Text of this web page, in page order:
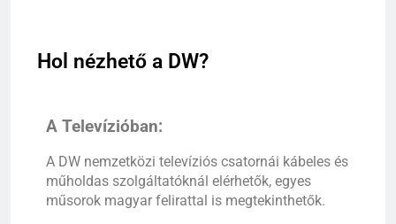
Hol nézhető a DW?
A Televízióban:
A DW nemzetközi televíziós csatornái kábeles és
műholdas szolgáltatóknál elérhetők, egyes
műsorok magyar felirattal is megtekinthetők.